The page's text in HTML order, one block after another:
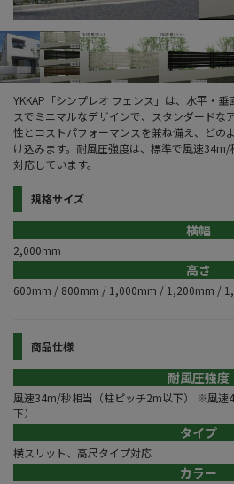
YKKAP「シンプレオ フェンス」は、水平・
スでミニマルなデザインで、スタンダードな
性とコストパフォーマンスを兼ね備え、どの
け込みます。耐風圧強度は、標準で風速
対応しています。
規格サイズ
横幅
2,000mm
高さ
600mm / 800mm / 1,000mm / 1,200mm /
商品仕様
耐風圧強度
風速34m/秒相当（柱ピッチ2m以下） ※風速
下）
タイプ
横スリット、高尺タイプ対応
カラー